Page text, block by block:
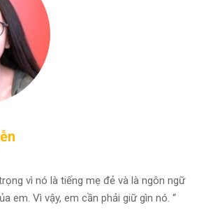
vì nó là tiếng mẹ đẻ và là ngôn ngữ
em. Vì vậy, em cần phải giữ gìn nó. “